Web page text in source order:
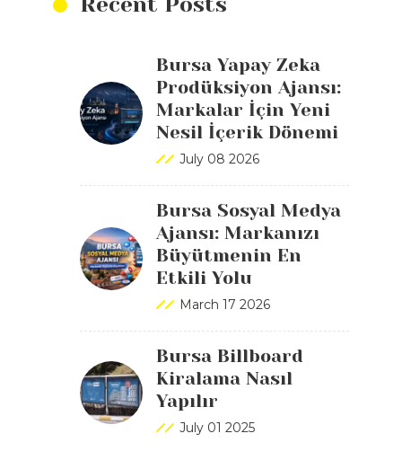
Bursa Yapay Zeka
Prodüksiyon Ajansı:
Markalar İçin Yeni
Nesil İçerik Dönemi
July 08 2026
Bursa Sosyal Medya
Ajansı: Markanızı
Büyütmenin En
Etkili Yolu
March 17 2026
Bursa Billboard
Kiralama Nasıl
Yapılır
July 01 2025